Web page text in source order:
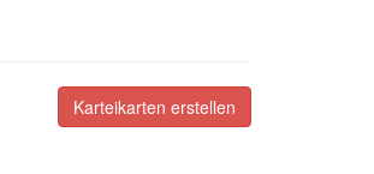
Karteikarten erstellen